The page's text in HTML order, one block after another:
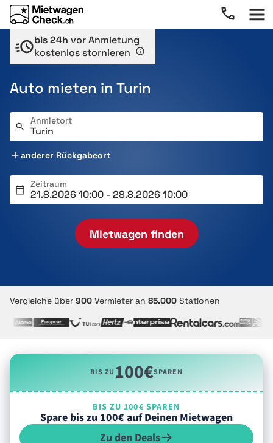
bis 24h vor Anmietung
kostenlos stornieren
Auto mieten in Turin
Anmietort
anderer Rückgabeort
Zeitraum
Mietwagen finden
Vergleiche über 900 Vermieter an 85.000 Stationen
BIS ZU100€SPAREN
BIS ZU 100€ SPAREN
Spare bis zu 100€ auf Deinen Mietwagen
Zu den Deals